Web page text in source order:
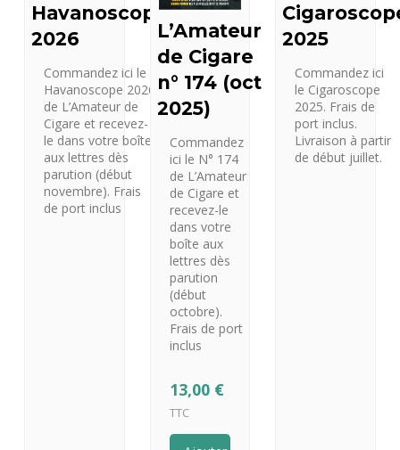
Havanoscope
2026
Commandez ici le
Havanoscope 2026
de L’Amateur de
Cigare et recevez-
le dans votre boîte
aux lettres dès
parution (début
novembre). Frais
de port inclus
L’Amateur
de Cigare
n° 174 (oct
2025)
Commandez
ici le N° 174
de L’Amateur
de Cigare et
recevez-le
dans votre
boîte aux
lettres dès
parution
(début
octobre).
Frais de port
inclus
13,00 €
TTC
2025
Commandez ici
le Cigaroscope
2025. Frais de
port inclus.
Livraison à partir
de début juillet.